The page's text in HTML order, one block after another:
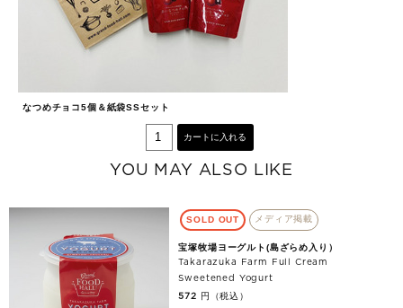
なつめチョコ5個＆紙袋SSセット
カートに入れる
YOU MAY ALSO LIKE
SOLD OUT メディア掲載
宝塚牧場ヨーグルト(島ざらめ入り）
Takarazuka Farm Full Cream
Sweetened Yogurt
572 円（税込）